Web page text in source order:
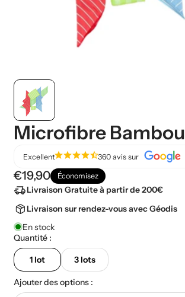
Microfibre Bambou
Excellentstarstarstarstarstar_half360 avis sur
€19,90 Économisez
delivery_truck_speedLivraison Gratuite à partir de 200€
package_2Livraison sur rendez-vous avec Géodis
En stock
Quantité :
1 lot 3 lots
Ajouter des options :